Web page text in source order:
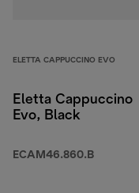
ELETTA CAPPUCCINO EVO
Eletta Cappuccino
Evo, Black
ECAM46.860.B